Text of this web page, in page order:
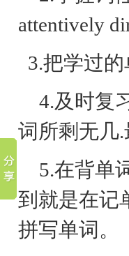
attentively
3.把学过
4.及时复
词所剩无几.
5.在背单
到就是在记
拼写单词。